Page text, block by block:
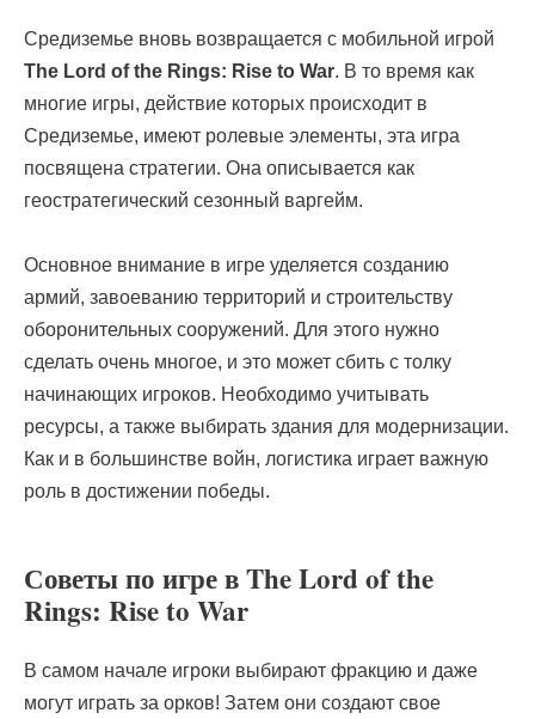
Средиземье вновь возвращается с мобильной игрой
The Lord of the Rings: Rise to War. В то время как
многие игры, действие которых происходит в
Средиземье, имеют ролевые элементы, эта игра
посвящена стратегии. Она описывается как
геостратегический сезонный варгейм.
Основное внимание в игре уделяется созданию
армий, завоеванию территорий и строительству
оборонительных сооружений. Для этого нужно
сделать очень многое, и это может сбить с толку
начинающих игроков. Необходимо учитывать
ресурсы, а также выбирать здания для модернизации.
Как и в большинстве войн, логистика играет важную
роль в достижении победы.
Советы по игре в The Lord of the
Rings: Rise to War
В самом начале игроки выбирают фракцию и даже
могут играть за орков! Затем они создают свое